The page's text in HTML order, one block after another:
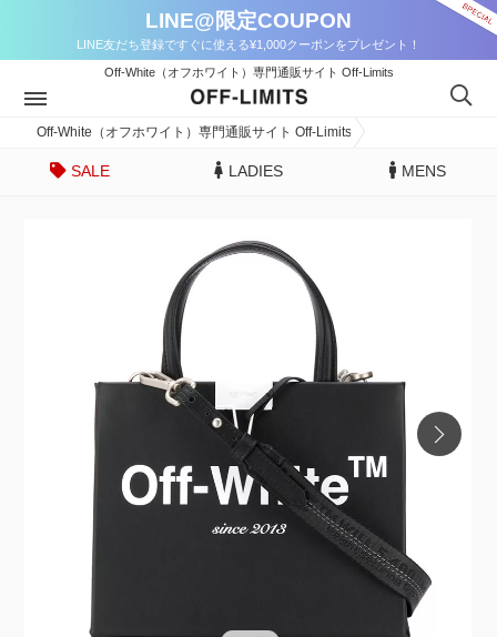
LINE@限定COUPON
LINE友だち登録ですぐに使える¥1,000クーポンをプレゼント！
Off-White（オフホワイト）専門通販サイト Off-Limits
Off-White（オフホワイト）専門通販サイト Off-Limits
SALE LADIES MENS